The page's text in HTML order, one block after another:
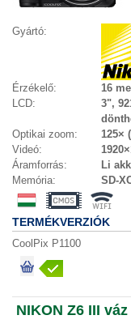
Gyártó:
Érzékelő:
16
LCD:
3",
Optikai zoom:
125×
Videó:
Áramforrás:
Li
Memória:
SD-
TERMÉKVERZIÓK
CoolPix P1100
NIKON Z6 III váz